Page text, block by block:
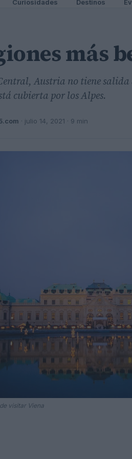
Curiosidades Destinos
más
Austria no tiene
cubierta por los Alpes.
· julio 14, 2021 · 9 min
visitar Viena